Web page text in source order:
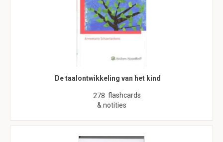
De taalontwikkeling van het kind
278 flashcards
& notities